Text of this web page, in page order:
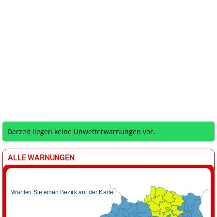
Derzeit liegen keine Unwetterwarnungen vor.
ALLE WARNUNGEN
Wählen Sie einen Bezirk auf der Karte